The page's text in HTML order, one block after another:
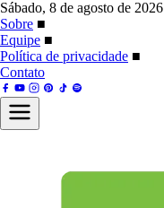
Sábado, 8 de agosto de 2026
Sobre ■
Equipe ■
Política de privacidade ■
Contato